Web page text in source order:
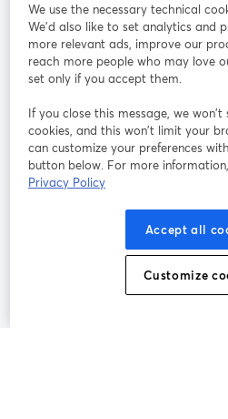
参加する
ライ
ンセ
ミナ
ー
Facebook
新しい
Instagram
新しいタブで開く
新しいタブで開く
プラッ
個人情報保護方針
We use the necessary technical
We'd also like to set analytics and
more relevant ads, improve our
reach more people who may love
set only if you accept them.
If you close this message, we
cookies, and this won’t limit your
can customize your preferences
button below. For more
Privacy Policy
Accept all
Customize